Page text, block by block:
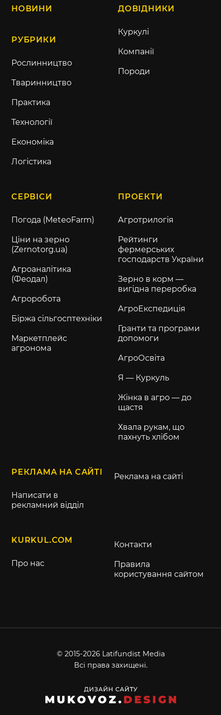
НОВИНИ
РУБРИКИ
Рослинництво
Тваринництво
Практика
Технології
Економіка
Логістика
ДОВІДНИКИ
Куркулі
Компанії
Породи
СЕРВІСИ
Погода (MeteoFarm)
Ціни на зерно
(Zernotorg.ua)
Агроаналітика
(Феодал)
Агроробота
Біржа сільгосптехніки
Маркетплейс
агронома
ПРОЕКТИ
Агротрилогія
Рейтинги
фермерських
господарств України
Зерно в корм —
вигідна переробка
АгроЕкспедиція
Гранти та програми
допомоги
АгроОсвіта
Я — Куркуль
Жінка в агро — до
щастя
Хвала рукам, що
пахнуть хлібом
РЕКЛАМА НА САЙТІ
Написати в
рекламний відділ
Реклама на сайті
KURKUL.COM
Про нас
Контакти
Правила
користування сайтом
© 2015-2026 Latifundist Media
Всі права захищені.